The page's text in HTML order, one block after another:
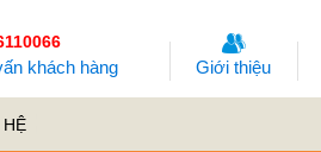
khách hàng Giới thiệu
HỆ